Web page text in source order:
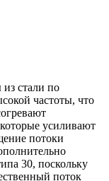
стали по
частоты, что
усиливают
потоки
30, поскольку
поток